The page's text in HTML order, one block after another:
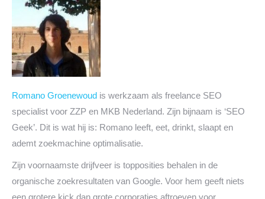
Romano Groenewoud is werkzaam als freelance SEO
specialist voor ZZP en MKB Nederland. Zijn bijnaam is ‘SEO
Geek’. Dit is wat hij is: Romano leeft, eet, drinkt, slaapt en
ademt zoekmachine optimalisatie.
Zijn voornaamste drijfveer is topposities behalen in de
organische zoekresultaten van Google. Voor hem geeft niets